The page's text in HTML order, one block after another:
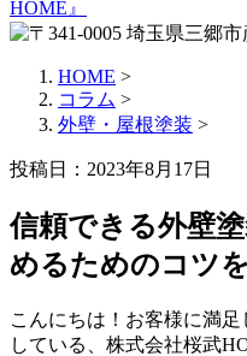
HOME >
コラム >
外壁・屋根塗装 >
投稿日：2023年8月17日
信頼できる外壁
めるためのコツ
こんにちは！お客様に満
している、株式会社桜武